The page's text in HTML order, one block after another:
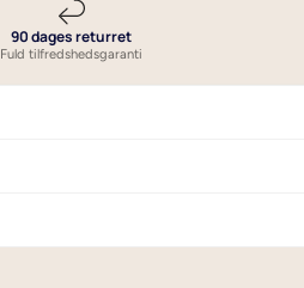
90 dages returret
Fuld tilfredshedsgaranti